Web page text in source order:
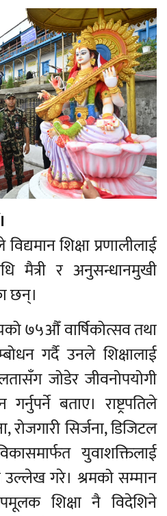
विद्यमान शिक्षा प्रणालीलाई
मैत्री र अनुसन्धानमुखी
छन्।
७५औँ वार्षिकोत्सव तथा
गर्दै उनले शिक्षालाई
जोडेर जीवनोपयोगी
बताए। राष्ट्रपतिले
रोजगारी सिर्जना, डिजिटल
युवाशक्तिलाई
गरे। श्रमको सम्मान
शिक्षा नै विदेशिने